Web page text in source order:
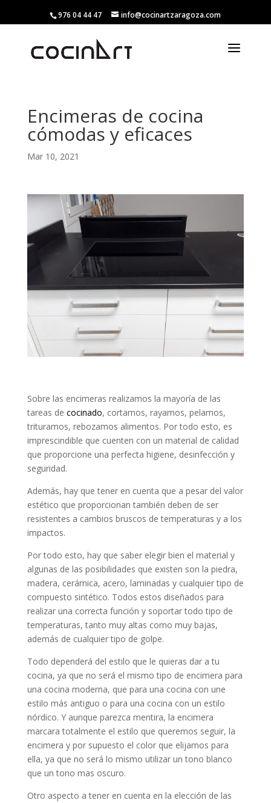
976 04 44 47 info@cocinartzaragoza.com
Encimeras de cocina
cómodas y eficaces
Mar 10, 2021
Sobre las encimeras realizamos la mayoría de las
tareas de cocinado, cortamos, rayamos, pelamos,
trituramos, rebozamos alimentos. Por todo esto, es
imprescindible que cuenten con un material de calidad
que proporcione una perfecta higiene, desinfección y
seguridad.
Además, hay que tener en cuenta que a pesar del valor
estético que proporcionan también deben de ser
resistentes a cambios bruscos de temperaturas y a los
impactos.
Por todo esto, hay que saber elegir bien el material y
algunas de las posibilidades que existen son la piedra,
madera, cerámica, acero, laminadas y cualquier tipo de
compuesto sintético. Todos estos diseñados para
realizar una correcta función y soportar todo tipo de
temperaturas, tanto muy altas como muy bajas,
además de cualquier tipo de golpe.
Todo dependerá del estilo que le quieras dar a tu
cocina, ya que no será el mismo tipo de encimera para
una cocina moderna, que para una cocina con une
estilo más antiguo o para una cocina con un estilo
nórdico. Y aunque parezca mentira, la encimera
marcara totalmente el estilo que queremos seguir, la
encimera y por supuesto el color que elijamos para
ella, ya que no será lo mismo utilizar un tono blanco
que un tono mas oscuro.
Otro aspecto a tener en cuenta en la elección de las